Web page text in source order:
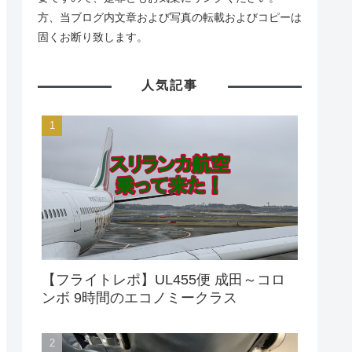
方、当ブログ内文章および写真の転載およびコピーは
固くお断り致します。
人気記事
【フライトレポ】UL455便 成田～コロ
ンボ 9時間のエコノミークラス